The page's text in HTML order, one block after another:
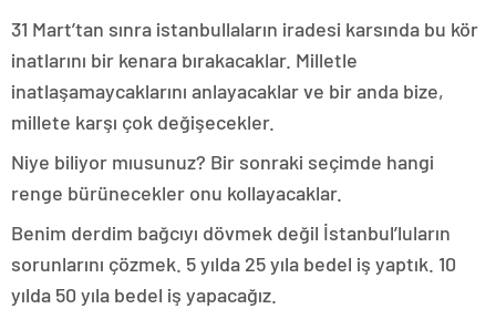
31 Mart’tan sınra istanbullaların iradesi karsında bu kör
inatlarını bir kenara bırakacaklar. Milletle
inatlaşamaycaklarını anlayacaklar ve bir anda bize,
millete karşı çok değişecekler.
Niye biliyor mıusunuz? Bir sonraki seçimde hangi
renge bürünecekler onu kollayacaklar.
Benim derdim bağcıyı dövmek değil İstanbul’luların
sorunlarını çözmek. 5 yılda 25 yıla bedel iş yaptık. 10
yılda 50 yıla bedel iş yapacağız.